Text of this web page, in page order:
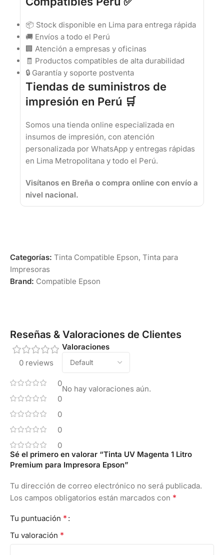
📦 Stock disponible en Lima para entrega rápida
🚚 Envíos a todo el Perú
🏢 Atención a empresas y oficinas
🧾 Productos compatibles de alta durabilidad
🔒 Garantía y soporte postventa
Tiendas de suministros de
impresión en Perú 🛒
Somos una tienda online especializada en
insumos de impresión, con atención
personalizada por WhatsApp y entregas rápidas
en Lima Metropolitana y todo el Perú.
Visítanos en Breña o compra online con envío a
nivel nacional.
Categorías: Tinta Compatible Epson, Tinta para
Impresoras
Brand: Compatible Epson
Reseñas & Valoraciones de Clientes
0 reviews
0
0
0
0
0
Valoraciones
No hay valoraciones aún.
Sé el primero en valorar “Tinta UV Magenta 1 Litro
Premium para Impresora Epson”
Tu dirección de correo electrónico no será publicada.
Los campos obligatorios están marcados con *
Tu puntuación *
Tu valoración *